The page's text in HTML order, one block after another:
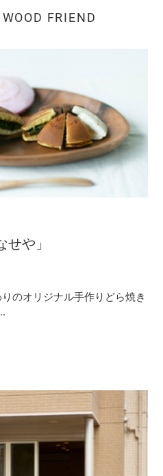
FRIEND
や」
のオリジナル手作りどら焼き